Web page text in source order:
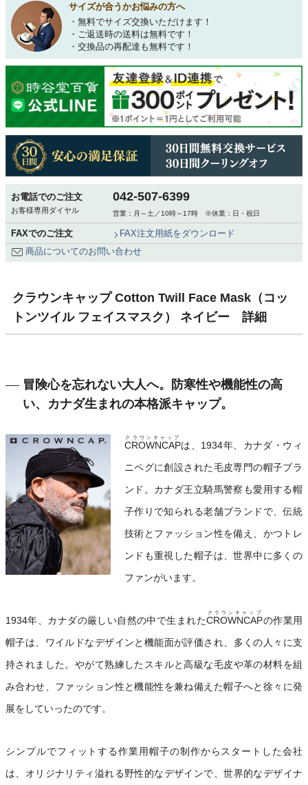
サイズが合うかお悩みの方へ
・無料でサイズ交換いただけます！
・ご返送時の送料は無料です！
・交換品の再配達も無料です！
お電話でのご注文
お客様専用ダイヤル
042-507-6399
営業：月～土／10時～17時 ※休業：日・祝日
FAXでのご注文
FAX注文用紙をダウンロード
商品についてのお問い合わせ
クラウンキャップ Cotton Twill Face Mask（コッ
トンツイル フェイスマスク） ネイビー 詳細
冒険心を忘れない大人へ。防寒性や機能性の高
い、カナダ生まれの本格派キャップ。
CROWNCAP
クラウンキャップ
は、1934年、カナダ・ウィ
ニペグに創設された毛皮専門の帽子ブラ
ンド。カナダ王立騎馬警察も愛用する帽
子作りで知られる老舗ブランドで、伝統
技術とファッション性を備え、かつトレ
ンドも重視した帽子は、世界中に多くの
ファンがいます。
1934年、カナダの厳しい自然の中で生まれたCROWNCAP
クラウンキャップ
の作業用
帽子は、ワイルドなデザインと機能面が評価され、多くの人々に支
持されました。やがて熟練したスキルと高級な毛皮や革の材料を組
み合わせ、ファッション性と機能性を兼ね備えた帽子へと徐々に発
展をしていったのです。
シンプルでフィットする作業用帽子の制作からスタートした会社
は、オリジナリティ溢れる野性的なデザインで、世界的なデザイナ